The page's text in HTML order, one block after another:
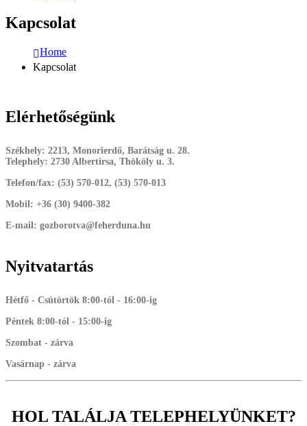
Kapcsolat
Home
Kapcsolat
Elérhetőségünk
Székhely: 2213, Monorierdő, Barátság u. 28.
Telephely: 2730 Albertirsa, Thököly u. 3.
Telefon/fax: (53) 570-012, (53) 570-013
Mobil: +36 (30) 9400-382
E-mail: gozborotva@feherduna.hu
Nyitvatartás
Hétfő - Csütörtök 8:00-tól - 16:00-ig
Péntek 8:00-tól - 15:00-ig
Szombat - zárva
Vasárnap - zárva
HOL TALÁLJA TELEPHELYÜNKET?